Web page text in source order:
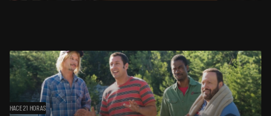
HACE 21 HORAS